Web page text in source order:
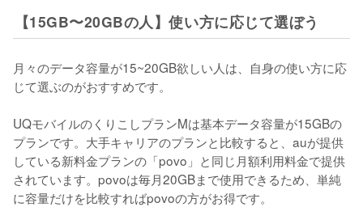
【15GB〜20GBの人】使い方に応じて選ぼう
月々のデータ容量が15~20GB欲しい人は、自身の使い方に応
じて選ぶのがおすすめです。
UQモバイルのくりこしプランMは基本データ容量が15GBの
プランです。大手キャリアのプランと比較すると、auが提供
している新料金プランの「povo」と同じ月額利用料金で提供
されています。povoは毎月20GBまで使用できるため、単純
に容量だけを比較すればpovoの方がお得です。